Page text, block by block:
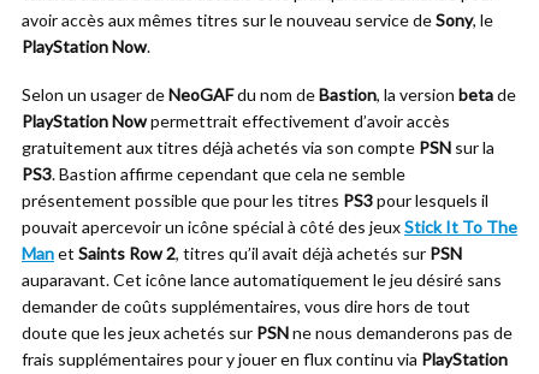
avoir accès aux mêmes titres sur le nouveau service deSony, le
PlayStation Now.
Selon un usager deNeoGAFdu nom deBastion, la version betade
PlayStation Nowpermettrait effectivement d’avoir accès
gratuitement aux titres déjà achetés via son compte PSN sur la
PS3. Bastion affirme cependant que cela ne semble
présentement possible que pour les titres PS3pour lesquels il
pouvait apercevoir un icône spécial à côté des jeuxStick It To The
Manet Saints Row 2, titres qu’il avait déjà achetés sur PSN
auparavant. Cet icône lance automatiquement le jeu désiré sans
demander de coûts supplémentaires, vous dire hors de tout
doute que les jeux achetés sur PSNne nous demanderons pas de
frais supplémentaires pour y jouer en flux continu via PlayStation